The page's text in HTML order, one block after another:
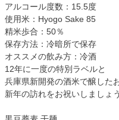
アルコール度数：15.5度
使用米：Hyogo Sake 85
精米歩合：50％
保存方法：冷暗所で保存
オススメの飲み方：冷酒
12年に一度の特別ラベルと
兵庫県新開発の酒米で醸した
新年の訪れをお祝いしましょう